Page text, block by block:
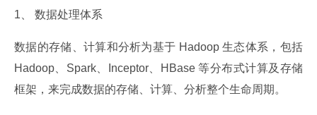
1、 数据处理体系
数据的存储、计算和分析为基于 Hadoop 生态体系，包括
Hadoop、Spark、Inceptor、HBase 等分布式计算及存储
框架，来完成数据的存储、计算、分析整个生命周期。